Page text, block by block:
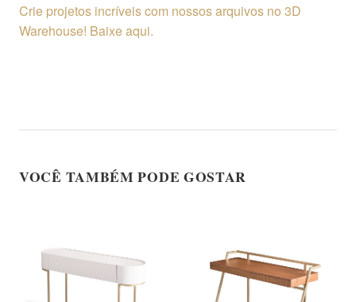
Crie projetos incríveis com nossos arquivos no 3D
Warehouse! Baixe aqui.
VOCÊ TAMBÉM PODE GOSTAR